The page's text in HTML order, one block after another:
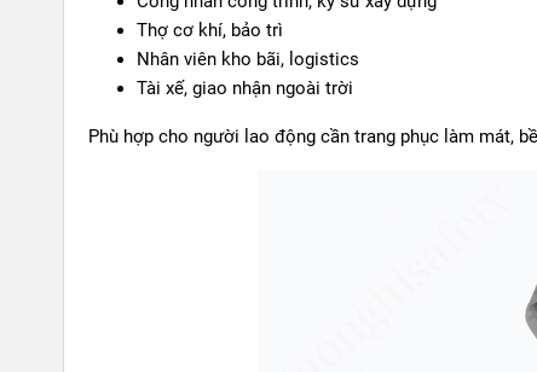
Thợ cơ khí, bảo trì
Nhân viên kho bãi, logistics
Tài xế, giao nhận ngoài trời
Phù hợp cho người lao động cần trang phục làm mát,